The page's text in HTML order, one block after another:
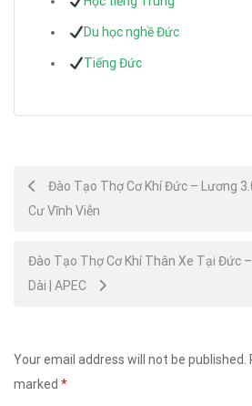
Du học nghề Đức
Tiếng Đức
Post
navigation
Đào Tạo Thợ Cơ Khí Đức – Lương
Cư Vĩnh Viễn
Đào Tạo Thợ Cơ Khí Thân Xe Tại Đức
Dài | APEC
Your email address will not be published.
marked *